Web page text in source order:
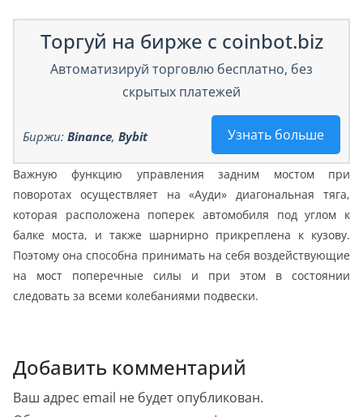
Торгуй на бирже с coinbot.biz
Автоматизируй торговлю бесплатно, без
скрытых платежей
Узнать больше
Биржи: Binance, Bybit
Важную функцию управления задним мостом при
поворотах осуществляет на «Ауди» диагональная тяга,
которая расположена поперек автомобиля под углом к
балке моста, и также шарнирно прикреплена к кузову.
Поэтому она способна принимать на себя воздействующие
на мост поперечные силы и при этом в состоянии
следовать за всеми колебаниями подвески.
Добавить комментарий
Ваш адрес email не будет опубликован.